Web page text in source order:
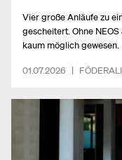
Vier große Anläufe zu
gescheitert. Ohne
kaum möglich gewesen.
01.07.2026 |